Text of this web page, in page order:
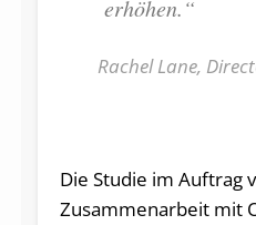
erhöhen.“
Rachel Lane,
Die Studie im Auftrag
Zusammenarbeit mit